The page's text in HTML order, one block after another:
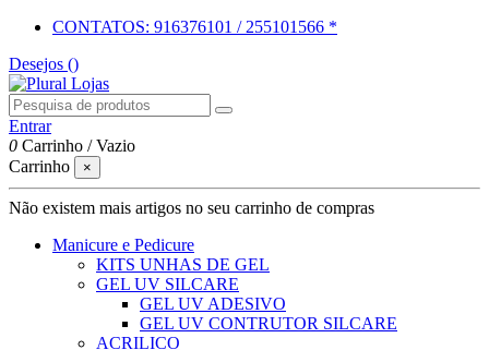
CONTATOS: 916376101 / 255101566 *
Desejos ()
Entrar
0 Carrinho /Vazio
Carrinho
×
Não existem mais artigos no seu carrinho de compras
Manicure e Pedicure
KITS UNHAS DE GEL
GEL UV SILCARE
GEL UV ADESIVO
GEL UV CONTRUTOR SILCARE
ACRILICO